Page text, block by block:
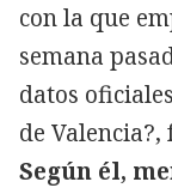
con la que
semana
datos
de
Según él,